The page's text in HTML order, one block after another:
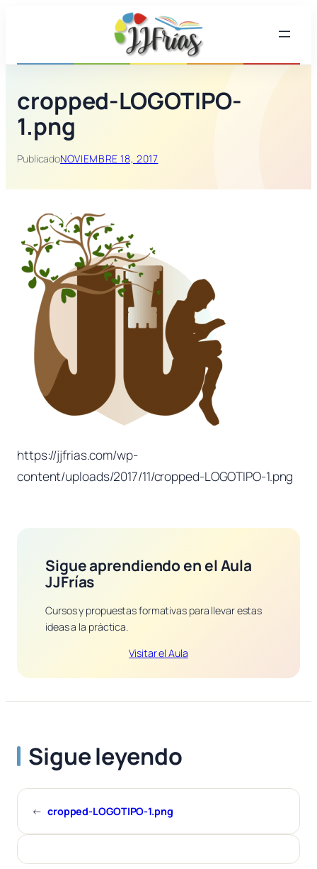
cropped-LOGOTIPO-
1.png
PublicadoNOVIEMBRE 18, 2017
https://jjfrias.com/wp-
content/uploads/2017/11/cropped-LOGOTIPO-1.png
Sigue aprendiendo en el Aula
JJFrías
Cursos y propuestas formativas para llevar estas
ideas a la práctica.
Visitar el Aula
Sigue leyendo
← cropped-LOGOTIPO-1.png